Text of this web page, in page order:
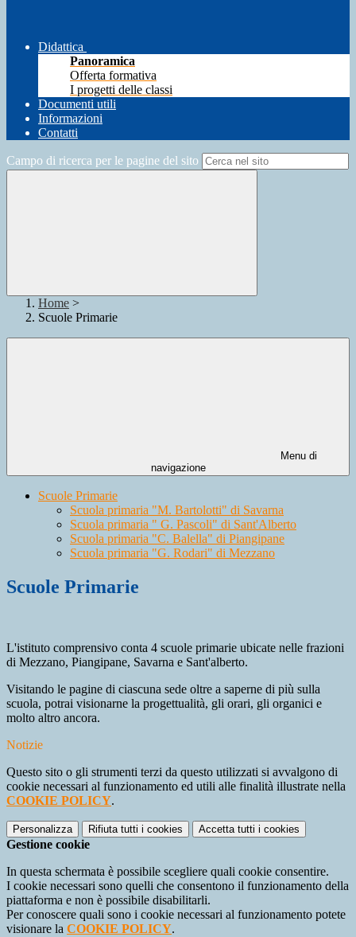
Didattica
Panoramica
Offerta formativa
I progetti delle classi
Documenti utili
Informazioni
Contatti
Campo di ricerca per le pagine del sito
Home >
Scuole Primarie
Menu di
navigazione
Scuole Primarie
Scuola primaria "M. Bartolotti" di Savarna
Scuola primaria " G. Pascoli" di Sant'Alberto
Scuola primaria "C. Balella" di Piangipane
Scuola primaria "G. Rodari" di Mezzano
Scuole Primarie
L'istituto comprensivo conta 4 scuole primarie ubicate nelle frazioni
di Mezzano, Piangipane, Savarna e Sant'alberto.
Visitando le pagine di ciascuna sede oltre a saperne di più sulla
scuola, potrai visionarne la progettualità, gli orari, gli organici e
molto altro ancora.
Notizie
Questo sito o gli strumenti terzi da questo utilizzati si avvalgono di
cookie necessari al funzionamento ed utili alle finalità illustrate nella
COOKIE POLICY.
Personalizza Rifiuta tutti i cookies Accetta tutti i cookies
Gestione cookie
In questa schermata è possibile scegliere quali cookie consentire.
I cookie necessari sono quelli che consentono il funzionamento della
piattaforma e non è possibile disabilitarli.
Per conoscere quali sono i cookie necessari al funzionamento potete
visionare la COOKIE POLICY.